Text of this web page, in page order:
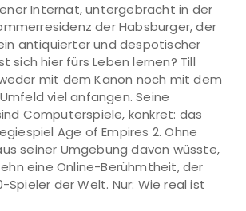
Internat, untergebracht in der
der Habsburger, der
antiquierter und despotischer
sich hier fürs Leben lernen? Till
mit dem Kanon noch mit dem
viel anfangen. Seine
Computerspiele, konkret: das
Age of Empires 2. Ohne
seiner Umgebung davon wüsste,
eine Online-Berühmtheit, der
Spieler der Welt. Nur: Wie real ist